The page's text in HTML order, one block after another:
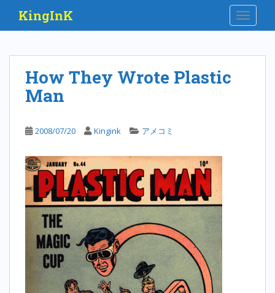
i
KingInK
How They Wrote Plastic
Man
2008/07/20 Kingink アメコミ